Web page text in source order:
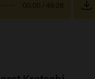
00:00 / 49:28